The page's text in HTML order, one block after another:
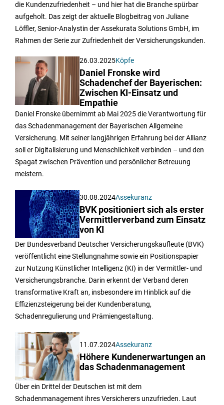
die Kundenzufriedenheit – und hier hat die Branche spürbar
aufgeholt. Das zeigt der aktuelle Blogbeitrag von Juliane
Löffler, Senior-Analystin der Assekurata Solutions GmbH, im
Rahmen der Serie zur Zufriedenheit der Versicherungskunden.
26.03.2025Köpfe
Daniel Fronske wird
Schadenchef der Bayerischen:
Zwischen KI-Einsatz und
Empathie
Daniel Fronske übernimmt ab Mai 2025 die Verantwortung für
das Schadenmanagement der Bayerischen Allgemeine
Versicherung. Mit seiner langjährigen Erfahrung bei der Allianz
soll er Digitalisierung und Menschlichkeit verbinden – und den
Spagat zwischen Prävention und persönlicher Betreuung
meistern.
30.08.2024Assekuranz
BVK positioniert sich als erster
Vermittlerverband zum Einsatz
von KI
Der Bundesverband Deutscher Versicherungskaufleute (BVK)
veröffentlicht eine Stellungnahme sowie ein Positionspapier
zur Nutzung Künstlicher Intelligenz (KI) in der Vermittler- und
Versicherungsbranche. Darin erkennt der Verband deren
transformative Kraft an, insbesondere im Hinblick auf die
Effizienzsteigerung bei der Kundenberatung,
Schadenregulierung und Prämiengestaltung.
11.07.2024Assekuranz
Höhere Kundenerwartungen an
das Schadenmanagement
Über ein Drittel der Deutschen ist mit dem
Schadenmanagement ihres Versicherers unzufrieden. Laut